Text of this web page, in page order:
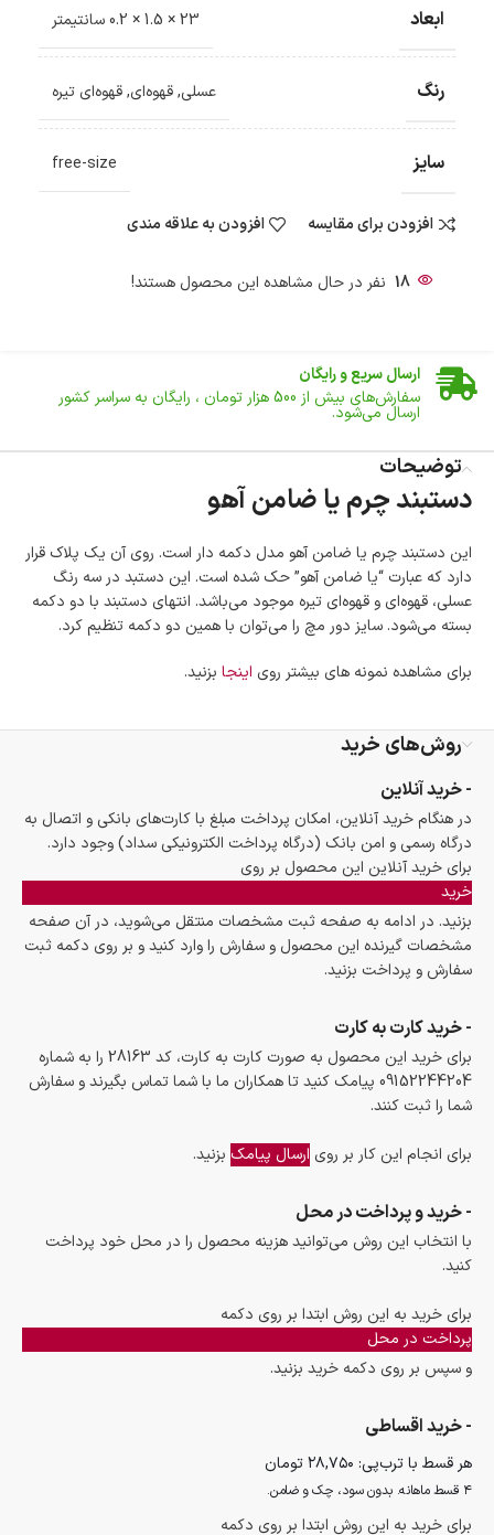
ابعاد 23 × 1.5 × 0.2 سانتیمتر
رنگ عسلی,قهوه‌ای,قهوه‌ای تیره
سایز free-size
افزودن برای مقایسه افزودن به علاقه مندی
18 نفر در حال مشاهده این محصول هستند!
ارسال سریع و رایگان
سفارش‌های بیش از 500 هزار تومان ، رایگان به سراسر کشور
ارسال می‌شود.
تا 14 روز پس از تحویل کالا می‌توانید آن را برگشت دهید.
امکان پرداخت در محل
وجود دارد.
امکان پرداخت اقساطی
خرید اقساطی با شرایط آسان و بدون ضامن امکان‌پذیر
است.
ضمانت اصالت کالا
گارانتی معتبر برای تمامی محصولات ارائه می‌شود.
توضیحات
دستبند چرم یا ضامن آهو
این دستبند چرم یا ضامن آهو مدل دکمه دار است. روی آن یک پلاک قرار
دارد که عبارت “یا ضامن آهو” حک شده است. این دستبد در سه رنگ
عسلی، قهوه‌ای و قهوه‌ای تیره موجود می‌باشد. انتهای دستبند با دو دکمه
بسته می‌شود. سایز دور مچ را می‌توان با همین دو دکمه تنظیم کرد.
برای مشاهده نمونه های بیشتر روی اینجا بزنید.
روش‌های خرید
- خرید آنلاین
در هنگام خرید آنلاین، امکان پرداخت مبلغ با کارت‌های بانکی و اتصال به
درگاه رسمی و امن بانک (درگاه پرداخت الکترونیکی سداد) وجود دارد.
برای خرید آنلاین این محصول بر روی
خرید
بزنید. در ادامه به صفحه ثبت مشخصات منتقل می‌شوید، در آن صفحه
مشخصات گیرنده این محصول و سفارش را وارد کنید و بر روی دکمه ثبت
سفارش و پرداخت بزنید.
- خرید کارت به کارت
برای خرید این محصول به صورت کارت به کارت، کد 28163 را به شماره
09152244204 پیامک کنید تا همکاران ما با شما تماس بگیرند و سفارش
شما را ثبت کنند.
برای انجام این کار بر روی ارسال پیامک بزنید.
- خرید و پرداخت در محل
با انتخاب این روش می‌توانید هزینه محصول را در محل خود پرداخت
کنید.
برای خرید به این روش ابتدا بر روی دکمه
پرداخت در محل
و سپس بر روی دکمه خرید بزنید.
- خرید اقساطی
هر قسط با ترب‌پی: ۲۸,۷۵۰تومان
۴ قسط ماهانه. بدون سود، چک و ضامن.
برای خرید به این روش ابتدا بر روی دکمه